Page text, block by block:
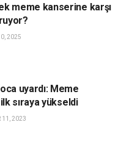
meme kanserine karşı
2025
uyardı: Meme
sıraya yükseldi
11, 2023